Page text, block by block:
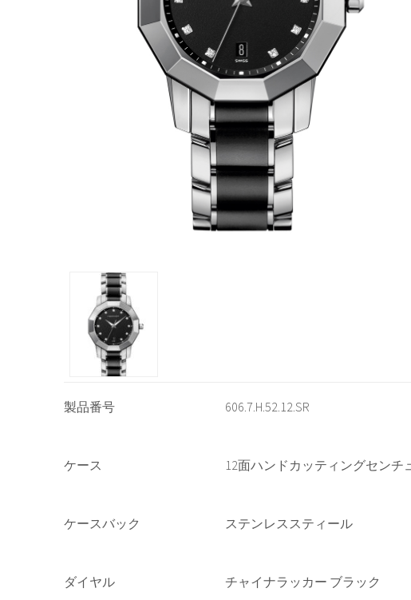
製品番号 606.7.H.52.12.SR
ケース 12面ハンドカッティングセンチ
ケースバック ステンレススティール
ダイヤル チャイナラッカー ブラック